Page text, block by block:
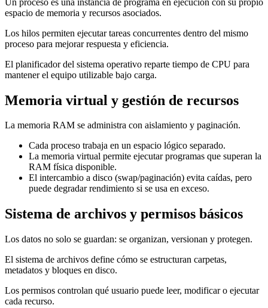
espacio de memoria y recursos asociados.
Los hilos permiten ejecutar tareas concurrentes dentro del mismo
proceso para mejorar respuesta y eficiencia.
El planificador del sistema operativo reparte tiempo de CPU para
mantener el equipo utilizable bajo carga.
Memoria virtual y gestión de recursos
La memoria RAM se administra con aislamiento y paginación.
Cada proceso trabaja en un espacio lógico separado.
La memoria virtual permite ejecutar programas que superan la
RAM física disponible.
El intercambio a disco (swap/paginación) evita caídas, pero
puede degradar rendimiento si se usa en exceso.
Sistema de archivos y permisos básicos
Los datos no solo se guardan: se organizan, versionan y protegen.
El sistema de archivos define cómo se estructuran carpetas,
metadatos y bloques en disco.
Los permisos controlan qué usuario puede leer, modificar o ejecutar
cada recurso.